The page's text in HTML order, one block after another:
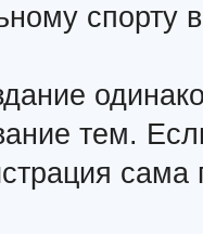
спорту
тем.
сама